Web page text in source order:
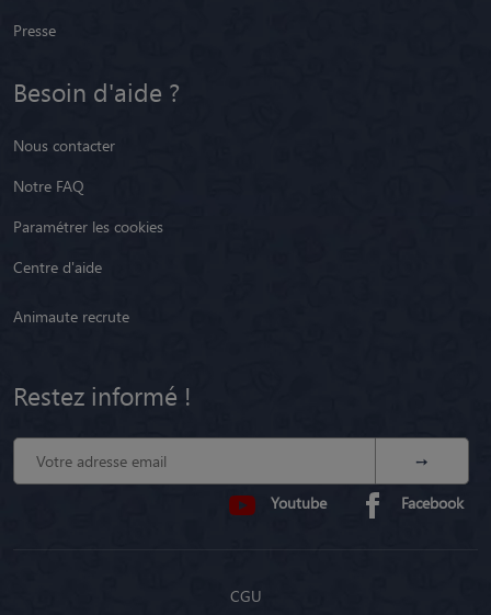
Presse
Besoin d'aide ?
Nous contacter
Notre FAQ
Paramétrer les cookies
Centre d'aide
Animaute recrute
Restez informé !
Youtube Facebook
CGU